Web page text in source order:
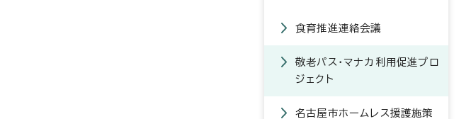
食育推進連絡会議
敬老パス・マナカ利用促進プロ
ジェクト
名古屋市ホームレス援護施策